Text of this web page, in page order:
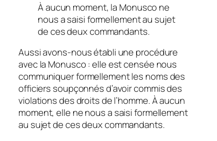
À aucun moment, la Monusco ne
nous a saisi formellement au sujet
de ces deux commandants.
Aussi avons-nous établi une procédure
avec la Monusco : elle est censée nous
communiquer formellement les noms des
officiers soupçonnés d’avoir commis des
violations des droits de l’homme. À aucun
moment, elle ne nous a saisi formellement
au sujet de ces deux commandants.